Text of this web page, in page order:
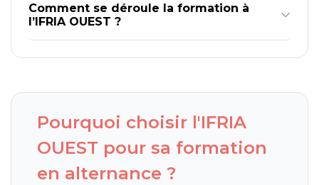
Comment se déroule la formation à
l’IFRIA OUEST ?
Pourquoi choisir l'IFRIA
OUEST pour sa formation
en alternance ?